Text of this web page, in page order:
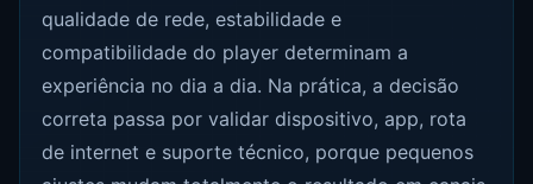
qualidade de rede, estabilidade e
compatibilidade do player determinam a
experiência no dia a dia. Na prática, a decisão
correta passa por validar dispositivo, app, rota
de internet e suporte técnico, porque pequenos